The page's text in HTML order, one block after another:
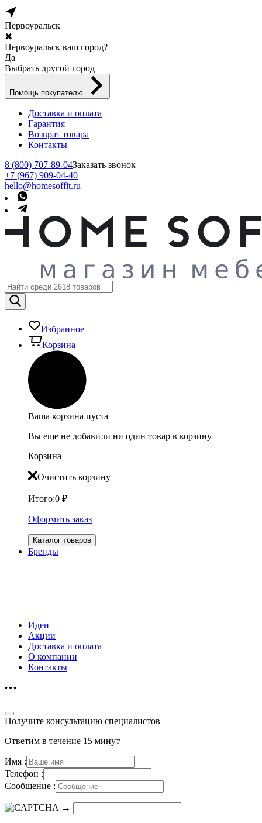
Первоуральск
✖
Первоуральск ваш город?
Да
Выбрать другой город
Помощь покупателю
Доставка и оплата
Гарантия
Возврат товара
Контакты
8 (800) 707-89-04Заказать звонок
+7 (967) 909-04-40
hello@homesoffit.ru
Избранное
Корзина
Ваша корзина пуста
Вы еще не добавили ни один товар в корзину
Корзина
Очистить корзину
Итого:0 ₽
Оформить заказ
Каталог товаров
Бренды
Идеи
Акции
Доставка и оплата
О компании
Контакты
Получите консультацию специалистов
Ответим в течение 15 минут
Имя :
Телефон :
Сообщение :
→